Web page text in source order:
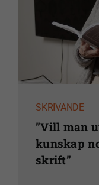
SKRIVANDE
”Vill man
kunskap
skrift”